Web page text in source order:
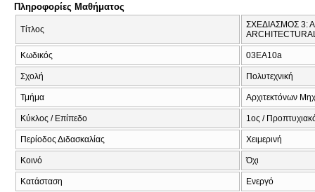
Πληροφορίες Μαθήματος
Τίτλος
ΣΧΕΔΙΑΣΜΟΣ 3:
Κωδικός 03EA10a
Σχολή Πολυτεχνική
Τμήμα Αρχιτεκτόνων
Κύκλος / Επίπεδο 1ος /
Περίοδος Διδασκαλίας Χειμερινή
Κοινό Όχι
Κατάσταση Ενεργό